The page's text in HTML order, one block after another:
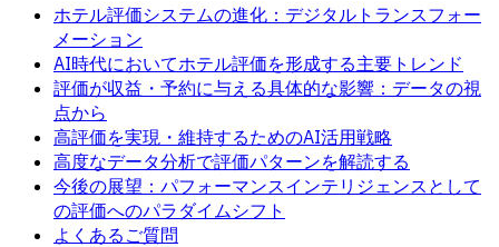
ホテル評価システムの進化：デジタルトランスフォー
メーション
AI時代においてホテル評価を形成する主要トレンド
評価が収益・予約に与える具体的な影響：データの視
点から
高評価を実現・維持するためのAI活用戦略
高度なデータ分析で評価パターンを解読する
今後の展望：パフォーマンスインテリジェンスとして
の評価へのパラダイムシフト
よくあるご質問